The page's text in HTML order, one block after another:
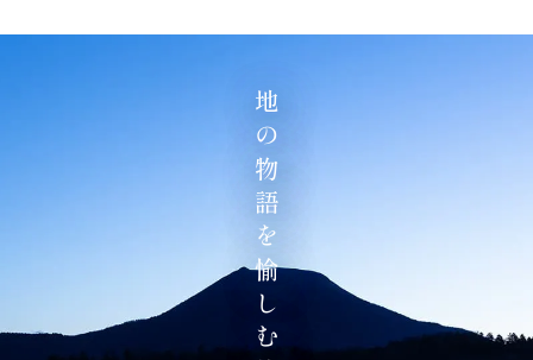
地の物語を愉しむ旅へ